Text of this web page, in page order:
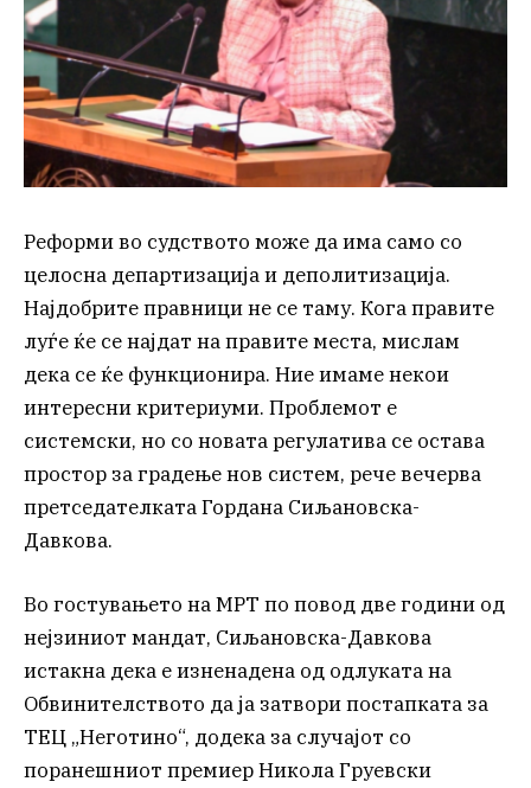
Реформи во судството може да има само со
целосна департизација и деполитизација.
Најдобрите правници не се таму. Кога правите
луѓе ќе се најдат на правите места, мислам
дека се ќе функционира. Ние имаме некои
интересни критериуми. Проблемот е
системски, но со новата регулатива се остава
простор за градење нов систем, рече вечерва
претседателката Гордана Сиљановска-
Давкова.
Во гостувањето на МРТ по повод две години од
нејзиниот мандат, Сиљановска-Давкова
истакна дека е изненадена од одлуката на
Обвинителството да ја затвори постапката за
ТЕЦ „Неготино“, додека за случајот со
поранешниот премиер Никола Груевски